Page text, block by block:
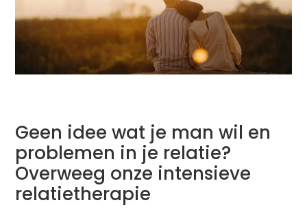
Geen idee wat je man wil en
problemen in je relatie?
Overweeg onze intensieve
relatietherapie